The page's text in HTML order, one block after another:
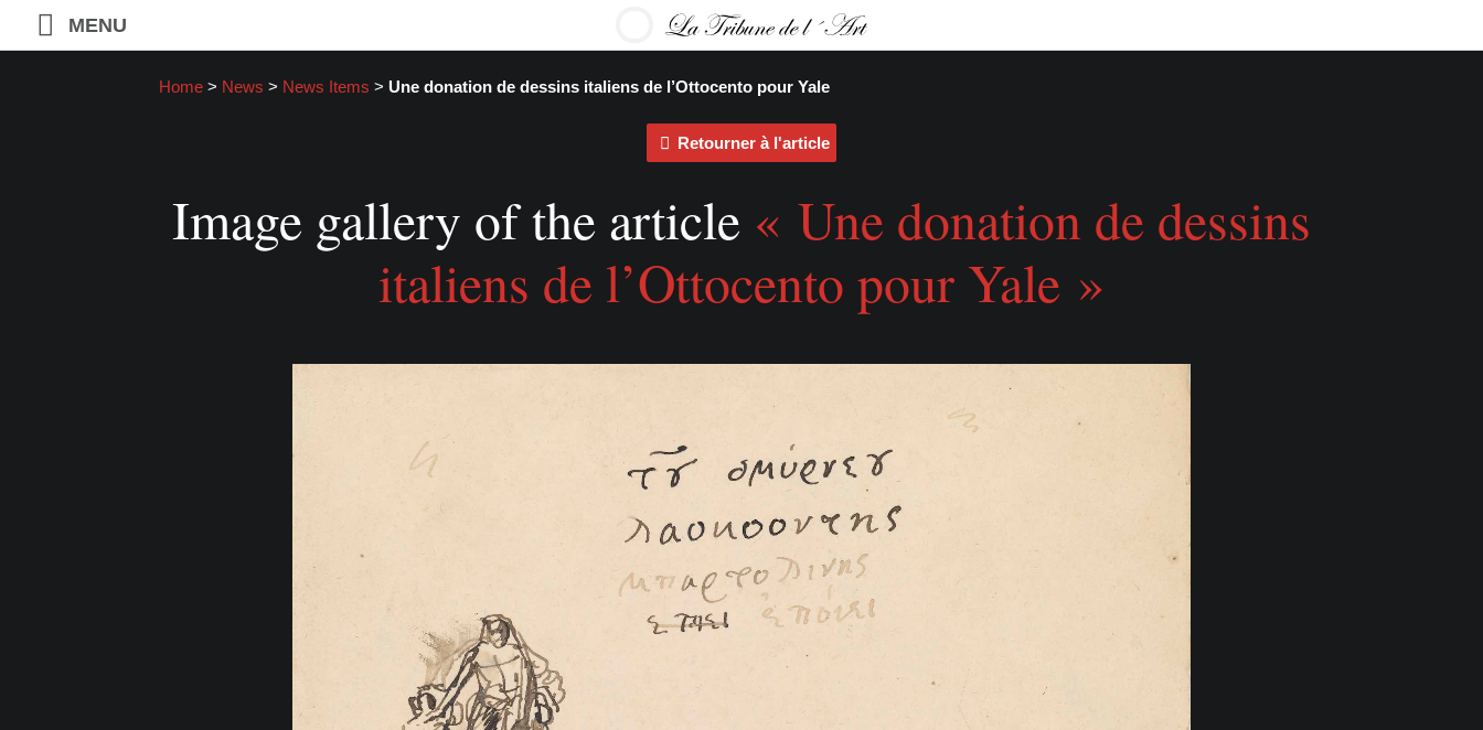
MENU
Home > News > News Items > Une donation de dessins italiens de l’Ottocento pour Yale
Retourner à l'article
Image gallery of the article « Une donation de dessins
italiens de l’Ottocento pour Yale »